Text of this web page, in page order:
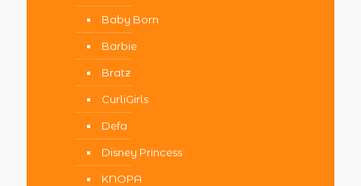
Baby Born
Barbie
Bratz
CurliGirls
Defa
Disney Princess
KNOPA